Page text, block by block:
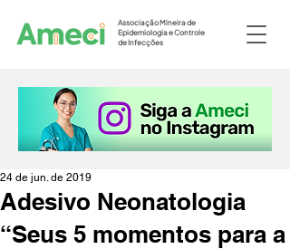
Associação Mineira de
Epidemiologia e Controle
de Infecções
Adesivo Neonatologia
“Seus 5 momentos para a
24 de jun. de 2019